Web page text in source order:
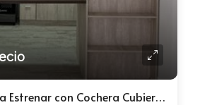
Monoambiente a Estrenar con Cochera Cubierta